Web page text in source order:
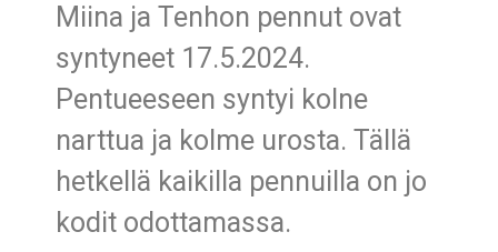
Miina ja Tenhon pennut ovat
syntyneet 17.5.2024.
Pentueeseen syntyi kolne
narttua ja kolme urosta. Tällä
hetkellä kaikilla pennuilla on jo
kodit odottamassa.